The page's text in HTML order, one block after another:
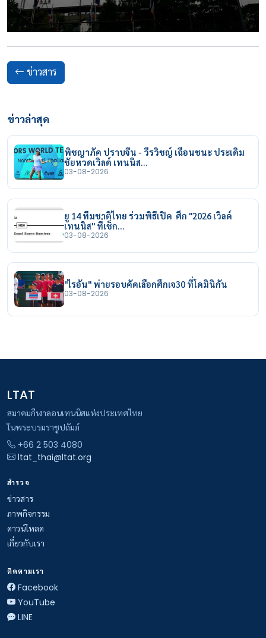
ข่าวสาร
ข่าวล่าสุด
พิชญาภัค ปราบจีน - วีรวิชญ์ เฉือนชนะ ประเดิม
ชัยหวดเวิลด์ เทนนิส…
03-08-2026
ยู 14 ทีมชาติไทย ร่วมพิธีเปิด ศึก "2026 เวิลด์
เทนนิส" ที่เช็ก…
03-08-2026
"ไรอัน" พ่ายรอบคัดเลือกศึกเจ30 ที่โดมินิกัน
03-08-2026
LTAT
สมาคมกีฬาลอนเทนนิสแห่งประเทศไทย
ในพระบรมราชูปถัมภ์
+66 2 503 4080
ltat_thai@ltat.org
สำรวจ
ข่าวสาร
ภาพกิจกรรม
ดาวน์โหลด
เกี่ยวกับเรา
ติดตามเรา
Facebook
YouTube
LINE